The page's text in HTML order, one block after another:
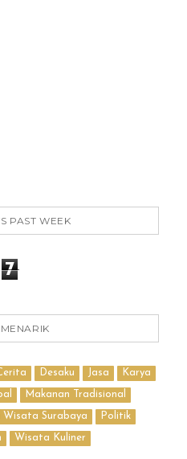
PAST WEEK
7
Desaku Jasa Karya
Makanan Tradisional
Wisata Surabaya Politik
Wisata Kuliner